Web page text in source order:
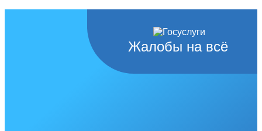
Жалобы на всё